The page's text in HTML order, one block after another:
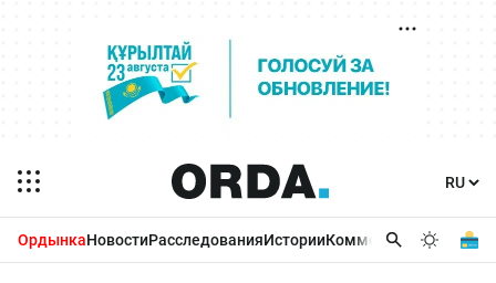
ОрдынкаНовостиРасследованияИсторииКомментарииБизнес